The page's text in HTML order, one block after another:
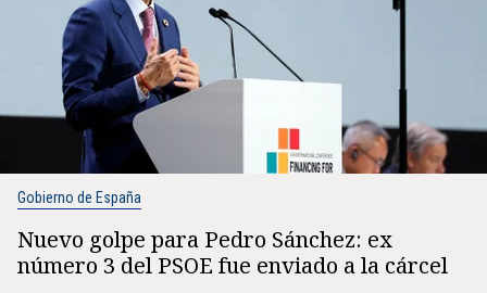
Gobierno de España
Nuevo golpe para Pedro Sánchez: ex
número 3 del PSOE fue enviado a la cárcel